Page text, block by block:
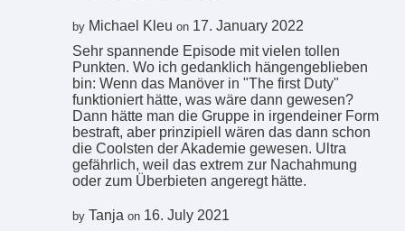
by Michael Kleu on 17. January 2022
Sehr spannende Episode mit vielen tollen
Punkten. Wo ich gedanklich hängengeblieben
bin: Wenn das Manöver in "The first Duty"
funktioniert hätte, was wäre dann gewesen?
Dann hätte man die Gruppe in irgendeiner Form
bestraft, aber prinzipiell wären das dann schon
die Coolsten der Akademie gewesen. Ultra
gefährlich, weil das extrem zur Nachahmung
oder zum Überbieten angeregt hätte.
by Tanja on 16. July 2021